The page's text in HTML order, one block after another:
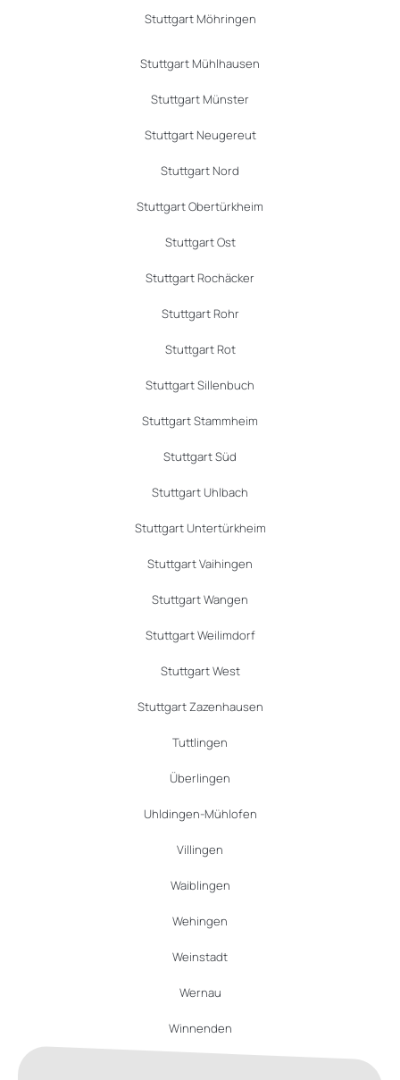
Stuttgart Möhringen
Stuttgart Mühlhausen
Stuttgart Münster
Stuttgart Neugereut
Stuttgart Nord
Stuttgart Obertürkheim
Stuttgart Ost
Stuttgart Rochäcker
Stuttgart Rohr
Stuttgart Rot
Stuttgart Sillenbuch
Stuttgart Stammheim
Stuttgart Süd
Stuttgart Uhlbach
Stuttgart Untertürkheim
Stuttgart Vaihingen
Stuttgart Wangen
Stuttgart Weilimdorf
Stuttgart West
Stuttgart Zazenhausen
Tuttlingen
Überlingen
Uhldingen-Mühlofen
Villingen
Waiblingen
Wehingen
Weinstadt
Wernau
Winnenden